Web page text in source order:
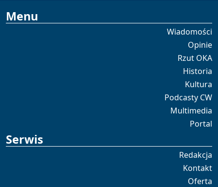
Menu
Wiadomości
Opinie
Rzut OKA
Historia
Kultura
Podcasty CW
Multimedia
Portal
Serwis
Redakcja
Kontakt
Oferta